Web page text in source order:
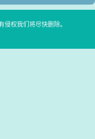
权我们将尽快删除。